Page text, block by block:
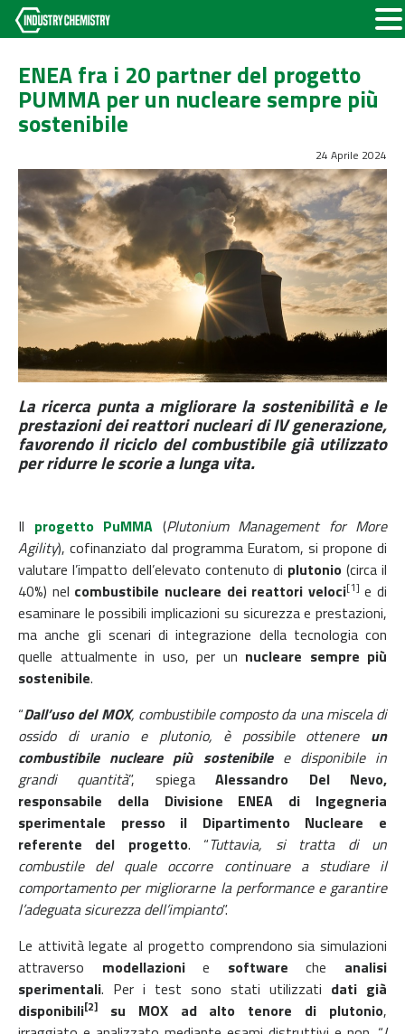
ENEA fra i 20 partner del progetto
PUMMA per un nucleare sempre più
sostenibile
24 Aprile 2024
La ricerca punta a migliorare la sostenibilità e le
prestazioni dei reattori nucleari di IV generazione,
favorendo il riciclo del combustibile già utilizzato
per ridurre le scorie a lunga vita.
Il progetto PuMMA (Plutonium Management for More
Agility), cofinanziato dal programma Euratom, si propone di
valutare l’impatto dell’elevato contenuto di plutonio (circa il
40%) nel combustibile nucleare dei reattori veloci[1] e di
esaminare le possibili implicazioni su sicurezza e prestazioni,
ma anche gli scenari di integrazione della tecnologia con
quelle attualmente in uso, per un nucleare sempre più
sostenibile.
“Dall’uso del MOX, combustibile composto da una miscela di
ossido di uranio e plutonio, è possibile ottenere un
combustibile nucleare più sostenibilee disponibile in
grandi quantità”, spiegaAlessandro Del Nevo,
responsabile della Divisione ENEA di Ingegneria
sperimentale presso il Dipartimento Nucleare e
referente del progetto. “Tuttavia, si tratta di un
combustile del quale occorre continuare a studiare il
comportamento per migliorarne la performance e garantire
l’adeguata sicurezza dell’impianto”.
Le attività legate al progetto comprendono sia simulazioni
attraverso modellazionie software che analisi
sperimentali. Per i test sono stati utilizzati dati già
disponibili[2] su MOX ad alto tenore di plutonio,